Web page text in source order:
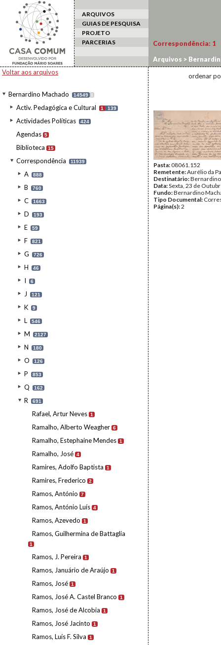
ARQUIVOS
GUIAS DE PESQUISA
PROJETO
PARCERIAS
Voltar aos arquivos
Bernardino Machado 14549 I
Activ. Pedagógica e Cultural 1 139
Actividades Políticas 424
Agendas 5
Biblioteca 15
Correspondência 11939
A 888
B 760
C 1663
D 193
E 59
F 821
G 726
H 46
I 6
J 121
K 9
L 546
M 2127
N 180
O 126
P 853
Q 162
R 691
Rafael, Artur Neves 1
Ramalho, Alberto Weagher 6
Ramalho, Estephaine Mendes 1
Ramalho, José 4
Ramires, Adolfo Baptista 1
Ramires, Frederico 2
Ramos, António 7
Ramos, António Luís 4
Ramos, Azevedo 1
Ramos, Guilhermina de Battaglia
1
Ramos, J. Pereira 1
Ramos, Januário de Araújo 1
Ramos, José 1
Ramos, José A. Castel Branco 1
Ramos, José de Alcobia 1
Ramos, José Jacinto 1
Ramos, Luís F. Silva 1
Correspondência: 1
Arquivos >
ordenar
Pasta:08061.152
Remetente:Aurélio da
Destinatário:
Data:Sexta, 23 de
Fundo:Bernardino
Tipo Documental:
Página(s):2